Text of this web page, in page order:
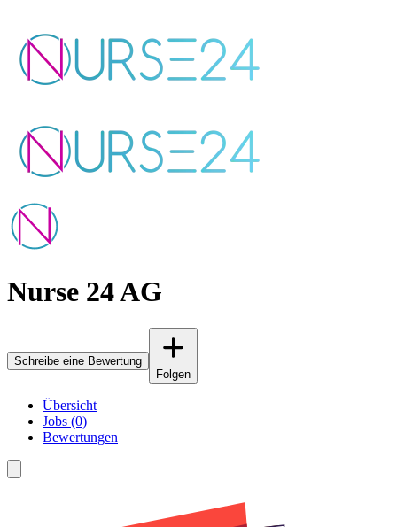
Nurse 24 AG
Schreibe eine Bewertung
Folgen
Übersicht
Jobs (0)
Bewertungen